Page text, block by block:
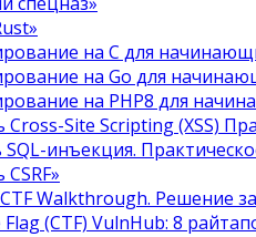
на C для
на Go для
на PHP8 для
Site Scripting (XSS)
инъекция.
Walkthrough. Решение
(CTF) VulnHub: 8